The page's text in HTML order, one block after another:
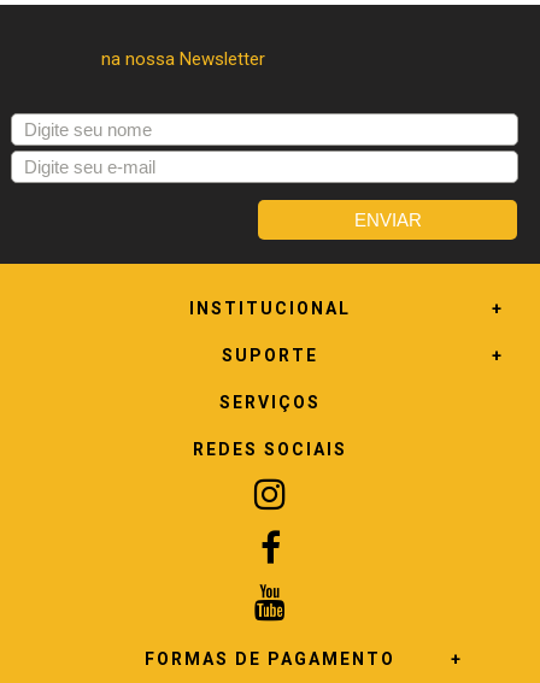
INSTITUCIONAL
SUPORTE
SERVIÇOS
REDES SOCIAIS
FORMAS DE PAGAMENTO